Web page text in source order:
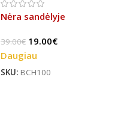
Stock)
Nėra sandėlyje
39.00€ 19.00€
Daugiau
SKU: BCH100